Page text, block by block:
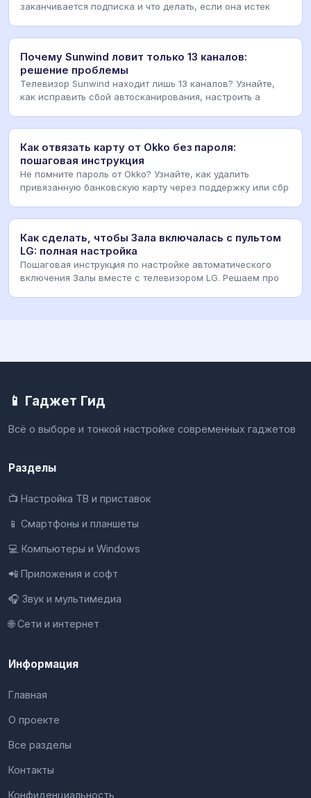
заканчивается подписка и что делать, если она истек
Почему Sunwind ловит только 13 каналов:
решение проблемы
Телевизор Sunwind находит лишь 13 каналов? Узнайте,
как исправить сбой автосканирования, настроить а
Как отвязать карту от Okko без пароля:
пошаговая инструкция
Не помните пароль от Okko? Узнайте, как удалить
привязанную банковскую карту через поддержку или сбр
Как сделать, чтобы Зала включалась с пультом
LG: полная настройка
Пошаговая инструкция по настройке автоматического
включения Залы вместе с телевизором LG. Решаем про
📱 Гаджет Гид
Всё о выборе и тонкой настройке современных гаджетов
Разделы
📺 Настройка ТВ и приставок
📱 Смартфоны и планшеты
💻 Компьютеры и Windows
📲 Приложения и софт
🎧 Звук и мультимедиа
🌐 Сети и интернет
Информация
Главная
О проекте
Все разделы
Контакты
Конфиденциальность